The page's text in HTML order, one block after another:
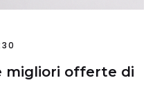
migliori offerte di